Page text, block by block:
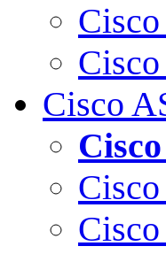
Cisco